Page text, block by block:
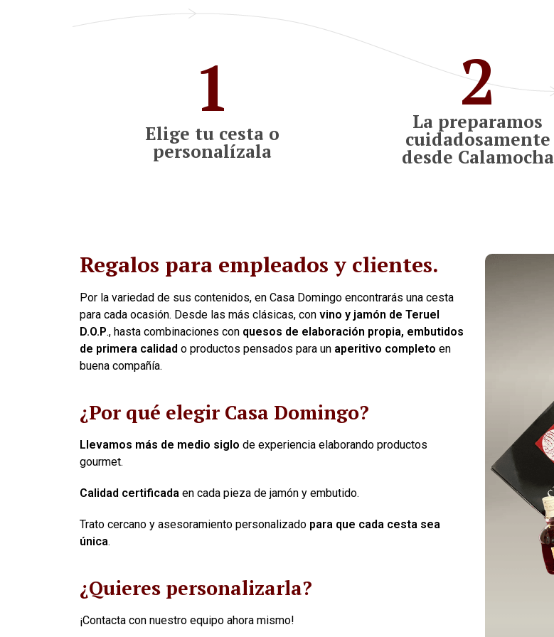
1
Elige tu cesta o
personalízala
2
La preparamos
cuidadosamente
desde Calamocha
Regalos para empleados y clientes.
Por la variedad de sus contenidos, en Casa Domingo encontrarás una cesta
para cada ocasión. Desde las más clásicas, con vino y jamón de Teruel
D.O.P., hasta combinaciones con quesos de elaboración propia, embutidos
de primera calidad o productos pensados para un aperitivo completo en
buena compañía.
¿Por qué elegir Casa Domingo?
Llevamos más de medio siglo de experiencia elaborando productos
gourmet.
Calidad certificada en cada pieza de jamón y embutido.
Trato cercano y asesoramiento personalizado para que cada cesta sea
única.
¿Quieres personalizarla?
¡Contacta con nuestro equipo ahora mismo!